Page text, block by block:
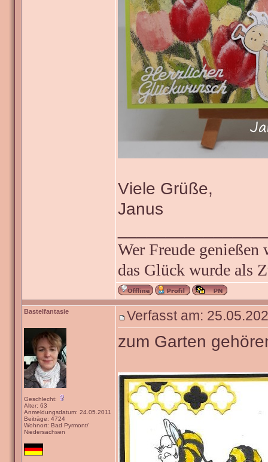
Viele Grüße,
Janus
Wer Freude
das Glück wurde als
Bastelfantasie
Geschlecht:
Alter: 63
Anmeldungsdatum: 24.05.2011
Beiträge: 4724
Wohnort: Bad Pyrmont/
Niedersachsen
Verfasst am:
zum Garten